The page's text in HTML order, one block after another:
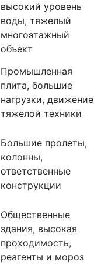
высокий уровень
воды, тяжелый
многоэтажный
объект
Промышленная
плита, большие
нагрузки, движение
тяжелой техники
Большие пролеты,
колонны,
ответственные
конструкции
Общественные
здания, высокая
проходимость,
реагенты и мороз